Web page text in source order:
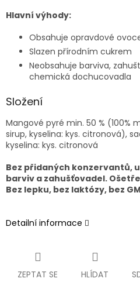
Hlavní výhody:
Obsahuje opravdové
Slazen přírodním cukrem
Neobsahuje barviva,
chemická dochucovadla
Složení
Mangové pyré min. 50 % (100%
sirup, kyselina: kys. citronová),
kyselina: kys. citronová
Bez přidaných konzervantů,
barviv a zahušťovadel.
Bez lepku, bez laktózy, bez
Detailní informace
ZEPTAT SE HLÍDAT